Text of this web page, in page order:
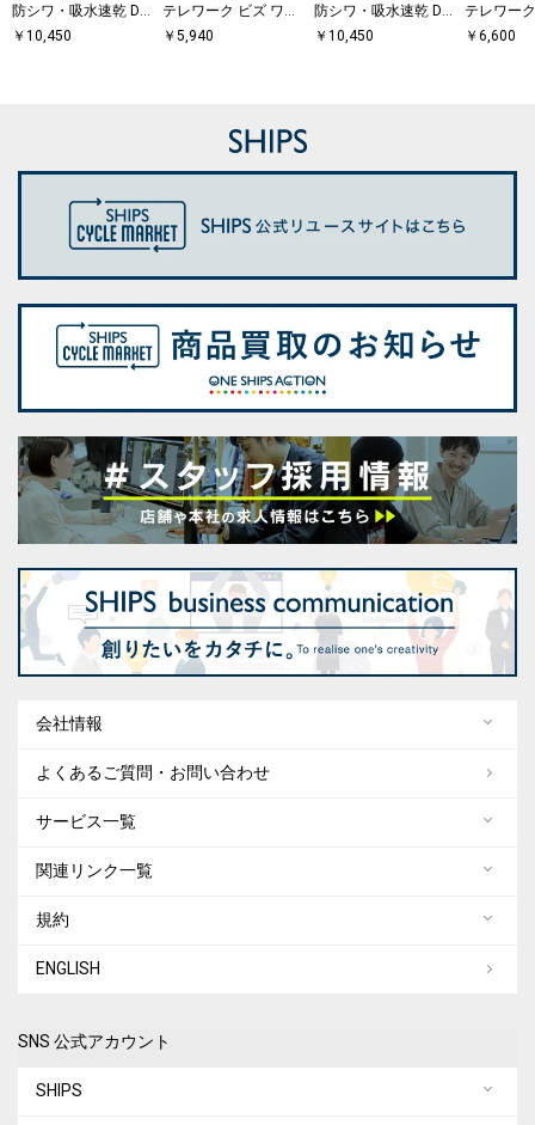
防シワ・吸水速乾 Dr
ymix(R) ワンポイン
￥ 10,450
テレワーク ビズ ワン
ポイントロゴ ポンチ
￥5,940
防シワ・吸水速乾 Dr
ymix(R) ワンポイン
￥ 10,450
テレワー
ポイント
￥6,600
会社情報
よくあるご質問・お問い合わせ
サービス一覧
関連リンク一覧
規約
ENGLISH
SNS 公式アカウント
SHIPS